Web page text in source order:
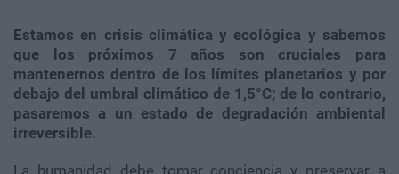
Estamos en crisis climática y ecológica y sabemos
que los próximos 7 años son cruciales para
mantenernos dentro de los límites planetarios y por
debajo del umbral climático de 1,5°C; de lo contrario,
pasaremos a un estado de degradación ambiental
irreversible.
La humanidad debe tomar conciencia y preservar a